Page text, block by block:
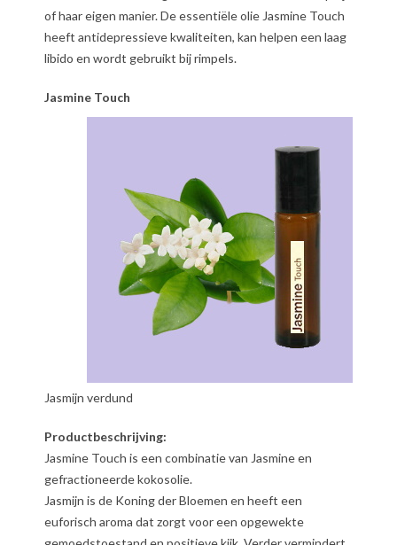
of haar eigen manier. De essentiële olie Jasmine Touch
heeft antidepressieve kwaliteiten, kan helpen een laag
libido en wordt gebruikt bij rimpels.
Jasmine Touch
Jasmijn verdund
Productbeschrijving:
Jasmine Touch is een combinatie van Jasmine en
gefractioneerde kokosolie.
Jasmijn is de Koning der Bloemen en heeft een
euforisch aroma dat zorgt voor een opgewekte